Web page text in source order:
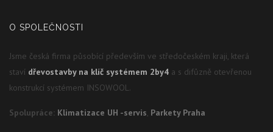
O SPOLEČNOSTI
Jsme česká firma působící především ve středočeském kraji, která
staví dřevostavby na klíč systémem 2by4 a s difůzně otevřenou
konstrukcí systémem INSOWOOL.
Spolupráce: Klimatizace UH -servis, Parkety Praha